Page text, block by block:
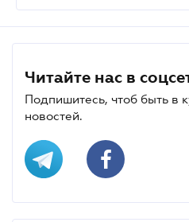
Читайте нас в
Подпишитесь, чтоб быть в
новостей.